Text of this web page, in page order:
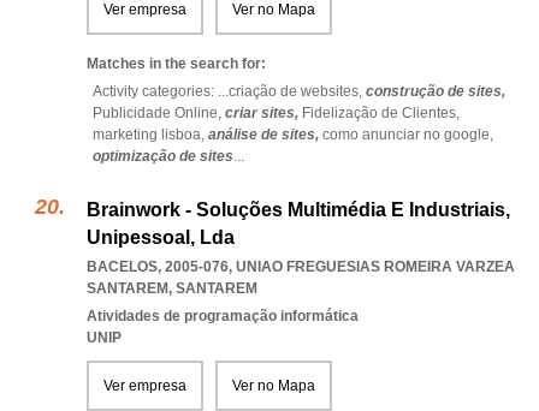
Ver empresa Ver no Mapa
Matches in the search for:
Activity categories: ...criação de websites, construção de sites,
Publicidade Online, criar sites, Fidelização de Clientes,
marketing lisboa, análise de sites, como anunciar no google,
optimização de sites...
Brainwork - Soluções Multimédia E Industriais,
Unipessoal, Lda
BACELOS, 2005-076, UNIAO FREGUESIAS ROMEIRA VARZEA
SANTAREM, SANTAREM
Atividades de programação informática
UNIP
Ver empresa Ver no Mapa